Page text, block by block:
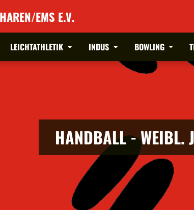
EMS E.V.
LEICHTATHLETIK INDUS BOWLING
HANDBALL - WEIBL.